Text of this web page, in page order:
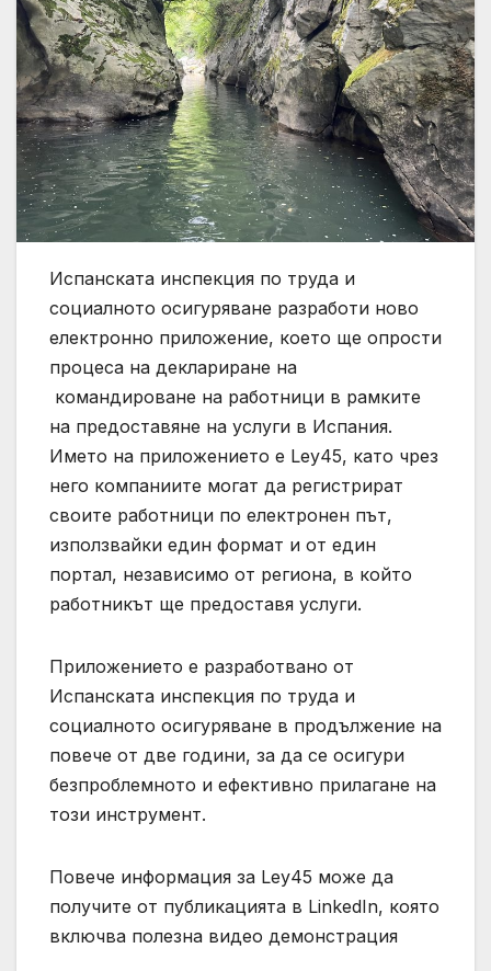
Испанската инспекция по труда и
социалното осигуряване разработи ново
електронно приложение, което ще опрости
процеса на деклариране на
командироване на работници в рамките
на предоставяне на услуги в Испания.
Името на приложението е Ley45, като чрез
него компаниите могат да регистрират
своите работници по електронен път,
използвайки един формат и от един
портал, независимо от региона, в който
работникът ще предоставя услуги.
Приложението е разработвано от
Испанската инспекция по труда и
социалното осигуряване в продължение на
повече от две години, за да се осигури
безпроблемното и ефективно прилагане на
този инструмент.
Повече информация за Ley45 може да
получите от публикацията в LinkedIn, която
включва полезна видео демонстрация